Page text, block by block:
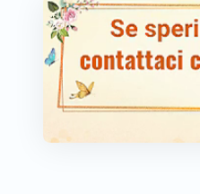
Nel Regno, non vi è
i cieli e la terra sono